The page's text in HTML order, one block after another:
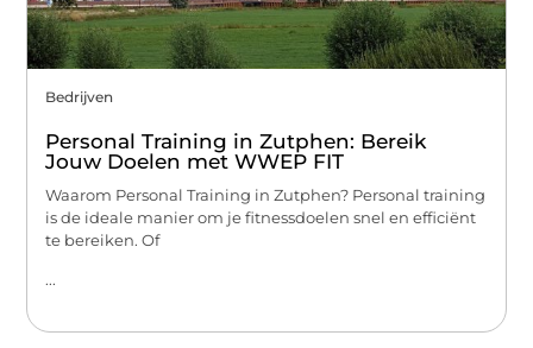
Bedrijven
Personal Training in Zutphen: Bereik
Jouw Doelen met WWEP FIT
Waarom Personal Training in Zutphen? Personal training
is de ideale manier om je fitnessdoelen snel en efficiënt
te bereiken. Of
...